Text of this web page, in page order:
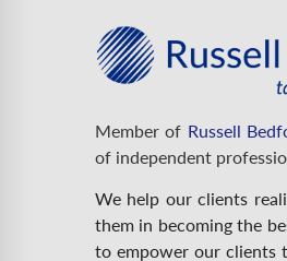
Member of Russell
of independent
We help our clients
them in becoming the
to empower our clients